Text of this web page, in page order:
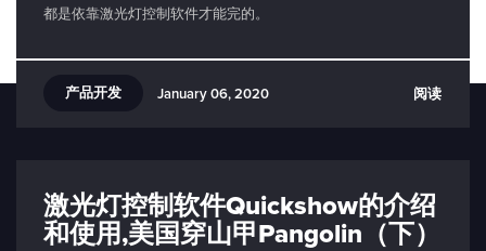
都是依靠激光灯控制软件才能完的。
产品开发 January 06, 2020 阅读
激光灯控制软件Quickshow的介绍
和使用,美国穿山甲Pangolin（下）